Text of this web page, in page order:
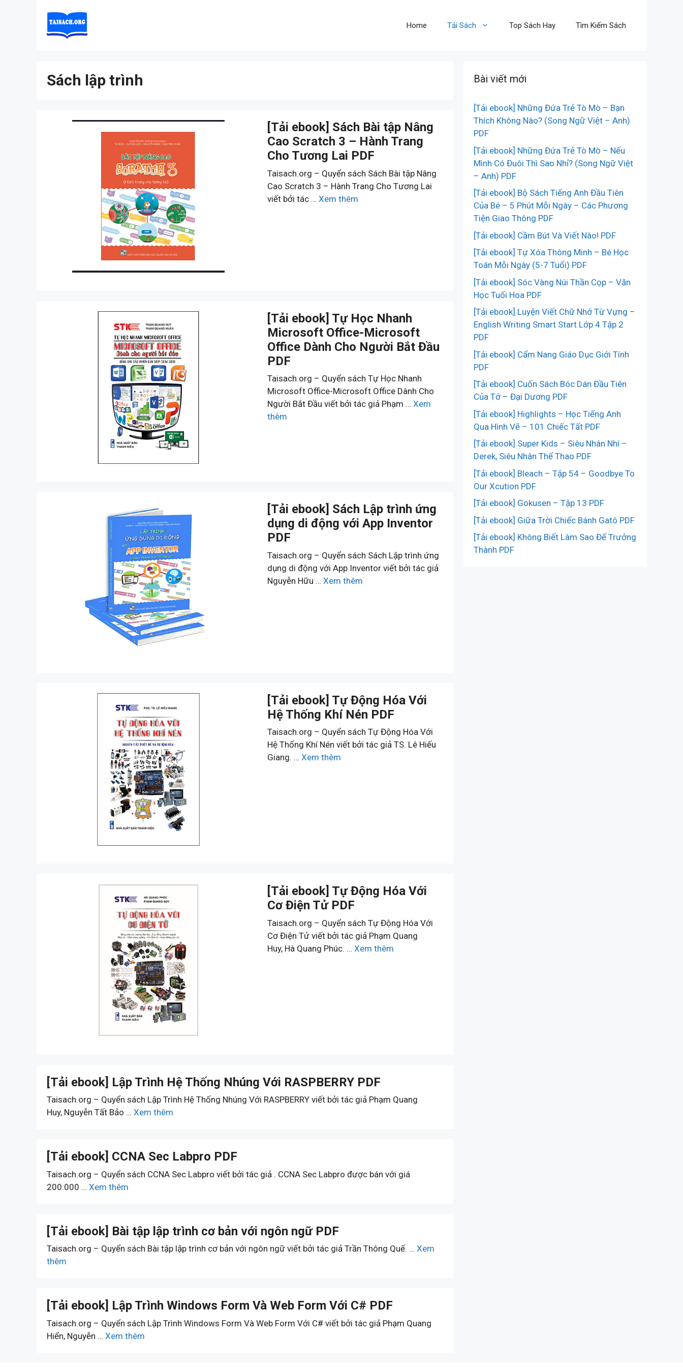
Home Tải Sách Top Sách Hay Tìm Kiếm Sách
Sách lập trình
[Tải ebook] Sách Bài tập Nâng
Cao Scratch 3 – Hành Trang
Cho Tương Lai PDF
Taisach.org – Quyển sách Sách Bài tập Nâng
Cao Scratch 3 – Hành Trang Cho Tương Lai
viết bởi tác … Xem thêm
[Tải ebook] Tự Học Nhanh
Microsoft Office-Microsoft
Office Dành Cho Người Bắt Đầu
PDF
Taisach.org – Quyển sách Tự Học Nhanh
Microsoft Office-Microsoft Office Dành Cho
Người Bắt Đầu viết bởi tác giả Phạm … Xem
thêm
[Tải ebook] Sách Lập trình ứng
dụng di động với App Inventor
PDF
Taisach.org – Quyển sách Sách Lập trình ứng
dụng di động với App Inventor viết bởi tác giả
Nguyễn Hữu … Xem thêm
[Tải ebook] Tự Động Hóa Với
Hệ Thống Khí Nén PDF
Taisach.org – Quyển sách Tự Động Hóa Với
Hệ Thống Khí Nén viết bởi tác giả TS. Lê Hiếu
Giang. … Xem thêm
[Tải ebook] Tự Động Hóa Với
Cơ Điện Tử PDF
Taisach.org – Quyển sách Tự Động Hóa Với
Cơ Điện Tử viết bởi tác giả Phạm Quang
Huy, Hà Quang Phúc. … Xem thêm
[Tải ebook] Lập Trình Hệ Thống Nhúng Với RASPBERRY PDF
Taisach.org – Quyển sách Lập Trình Hệ Thống Nhúng Với RASPBERRY viết bởi tác giả Phạm Quang
Huy, Nguyễn Tất Bảo … Xem thêm
[Tải ebook] CCNA Sec Labpro PDF
Taisach.org – Quyển sách CCNA Sec Labpro viết bởi tác giả . CCNA Sec Labpro được bán với giá
200.000 … Xem thêm
[Tải ebook] Bài tập lập trình cơ bản với ngôn ngữ PDF
Taisach.org – Quyển sách Bài tập lập trình cơ bản với ngôn ngữ viết bởi tác giả Trần Thông Quế. … Xem
thêm
[Tải ebook] Lập Trình Windows Form Và Web Form Với C# PDF
Taisach.org – Quyển sách Lập Trình Windows Form Và Web Form Với C# viết bởi tác giả Phạm Quang
Hiển, Nguyễn … Xem thêm
Bài viết mới
[Tải ebook] Những Đứa Trẻ Tò Mò – Bạn
Thích Không Nào? (Song Ngữ Việt – Anh)
PDF
[Tải ebook] Những Đứa Trẻ Tò Mò – Nếu
Mình Có Đuôi Thì Sao Nhỉ? (Song Ngữ Việt
– Anh) PDF
[Tải ebook] Bộ Sách Tiếng Anh Đầu Tiên
Của Bé – 5 Phút Mỗi Ngày – Các Phương
Tiện Giao Thông PDF
[Tải ebook] Cầm Bút Và Viết Nào! PDF
[Tải ebook] Tự Xóa Thông Minh – Bé Học
Toán Mỗi Ngày (5-7 Tuổi) PDF
[Tải ebook] Sóc Vàng Núi Thần Cọp – Văn
Học Tuổi Hoa PDF
[Tải ebook] Luyện Viết Chữ Nhớ Từ Vựng –
English Writing Smart Start Lớp 4 Tập 2
PDF
[Tải ebook] Cẩm Nang Giáo Dục Giới Tính
PDF
[Tải ebook] Cuốn Sách Bóc Dán Đầu Tiên
Của Tớ – Đại Dương PDF
[Tải ebook] Highlights – Học Tiếng Anh
Qua Hình Vẽ – 101 Chiếc Tất PDF
[Tải ebook] Super Kids – Siêu Nhân Nhí –
Derek, Siêu Nhân Thể Thao PDF
[Tải ebook] Bleach – Tập 54 – Goodbye To
Our Xcution PDF
[Tải ebook] Gokusen – Tập 13 PDF
[Tải ebook] Giữa Trời Chiếc Bánh Gatô PDF
[Tải ebook] Không Biết Làm Sao Để Trưởng
Thành PDF